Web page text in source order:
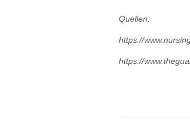
Quellen:
https://
https://